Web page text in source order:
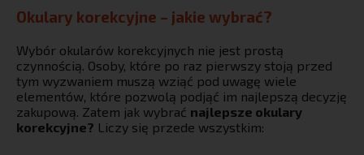
Okulary korekcyjne – jakie wybrać?
Wybór okularów korekcyjnych nie jest prostą
czynnością. Osoby, które po raz pierwszy stoją przed
tym wyzwaniem muszą wziąć pod uwagę wiele
elementów, które pozwolą podjąć im najlepszą decyzję
zakupową. Zatem jak wybrać najlepsze okulary
korekcyjne? Liczy się przede wszystkim: